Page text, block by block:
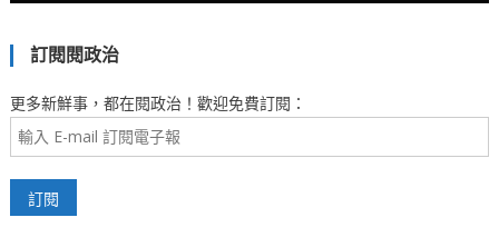
訂閱閱政治
更多新鮮事，都在閱政治！歡迎免費訂閱：